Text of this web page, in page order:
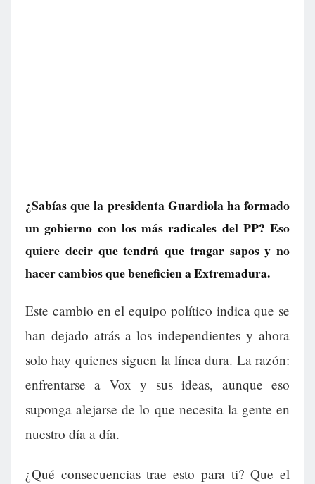
¿Sabías que la presidenta Guardiola ha formado
un gobierno con los más radicales del PP? Eso
quiere decir que tendrá que tragar sapos y no
hacer cambios que beneficien a Extremadura.
Este cambio en el equipo político indica que se
han dejado atrás a los independientes y ahora
solo hay quienes siguen la línea dura. La razón:
enfrentarse a Vox y sus ideas, aunque eso
suponga alejarse de lo que necesita la gente en
nuestro día a día.
¿Qué consecuencias trae esto para ti? Que el